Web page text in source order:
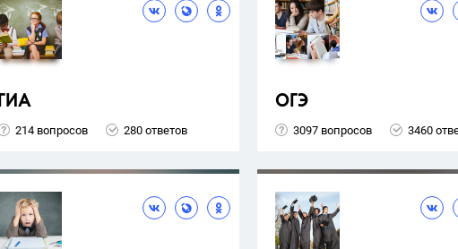
ГИА
214 вопросов 280 ответов
ОГЭ
3097 вопросов 3460